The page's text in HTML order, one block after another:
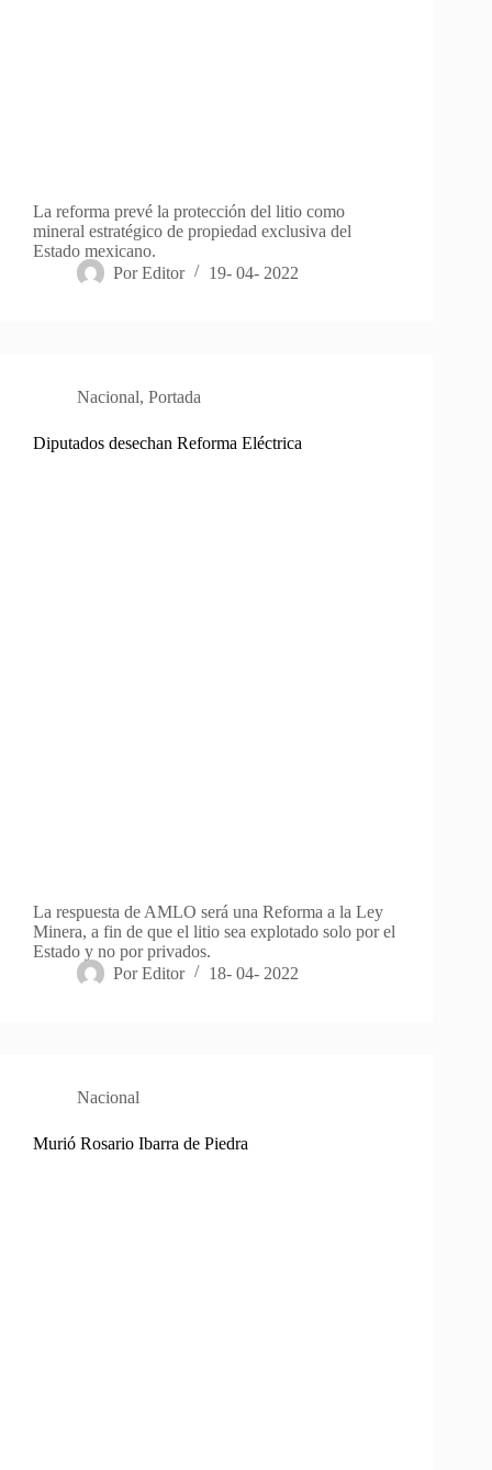
La reforma prevé la protección del litio como
mineral estratégico de propiedad exclusiva del
Estado mexicano.
Por Editor 19- 04- 2022
Nacional, Portada
Diputados desechan Reforma Eléctrica
La respuesta de AMLO será una Reforma a la Ley
Minera, a fin de que el litio sea explotado solo por el
Estado y no por privados.
Por Editor 18- 04- 2022
Nacional
Murió Rosario Ibarra de Piedra